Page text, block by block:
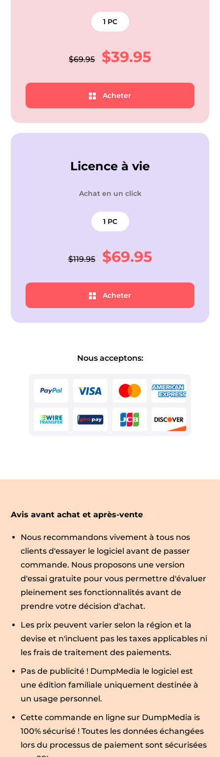
1 PC
$69.95 $39.95
Acheter
Licence à vie
Achat en un click
1 PC
$119.95 $69.95
Acheter
Nous acceptons:
Avis avant achat et après-vente
Nous recommandons vivement à tous nos
clients d'essayer le logiciel avant de passer
commande. Nous proposons une version
d'essai gratuite pour vous permettre d'évaluer
pleinement ses fonctionnalités avant de
prendre votre décision d'achat.
Les prix peuvent varier selon la région et la
devise et n'incluent pas les taxes applicables ni
les frais de traitement des paiements.
Pas de publicité ! DumpMedia le logiciel est
une édition familiale uniquement destinée à
un usage personnel.
Cette commande en ligne sur DumpMedia is
100% sécurisé ! Toutes les données échangées
lors du processus de paiement sont sécurisées